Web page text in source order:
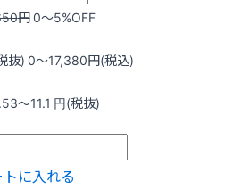
円0〜5%OFF
抜)0〜17,380円(税込)
〜11.1 円(税抜)
トに入れる